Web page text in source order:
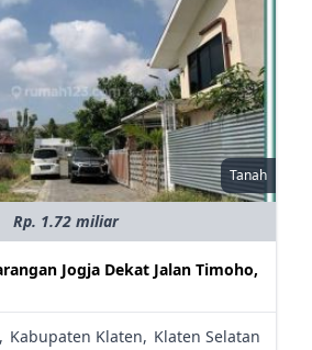
Tanah
Rp. 1.72 miliar
Jogja Dekat Jalan Timoho,
Kabupaten Klaten, Klaten Selatan